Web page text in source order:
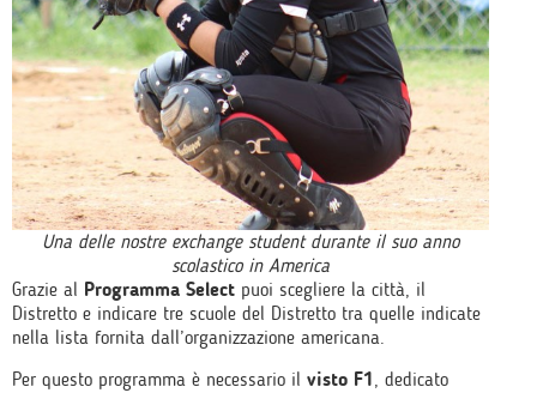
Una delle nostre exchange student durante il suo anno
scolastico in America
Grazie al Programma Select puoi scegliere la città, il
Distretto e indicare tre scuole del Distretto tra quelle indicate
nella lista fornita dall’organizzazione americana.
Per questo programma è necessario il visto F1 , dedicato